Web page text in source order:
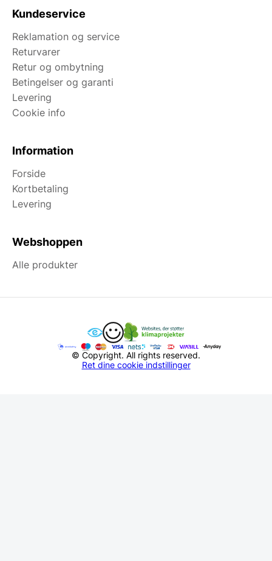
Kundeservice
Reklamation og service
Returvarer
Retur og ombytning
Betingelser og garanti
Levering
Cookie info
Information
Forside
Kortbetaling
Levering
Webshoppen
Alle produkter
© Copyright. All rights reserved.
Ret dine cookie indstillinger